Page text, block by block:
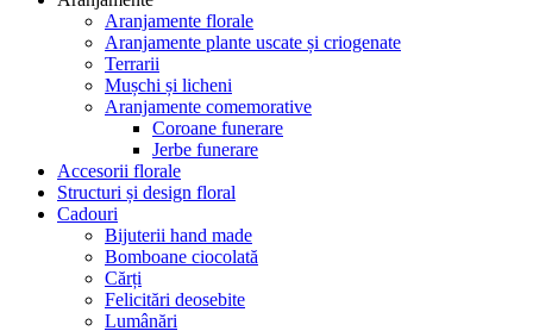
Aranjamente florale
Aranjamente plante uscate și criogenate
Terrarii
Mușchi și licheni
Aranjamente comemorative
Coroane funerare
Jerbe funerare
Accesorii florale
Structuri și design floral
Cadouri
Bijuterii hand made
Bomboane ciocolată
Cărți
Felicitări deosebite
Lumânări